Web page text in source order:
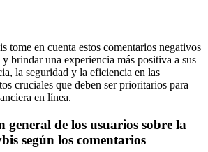
tome en cuenta estos comentarios negativos
brindar una experiencia más positiva a sus
la seguridad y la eficiencia en las
cruciales que deben ser prioritarios para
en línea.
general de los usuarios sobre la
según los comentarios